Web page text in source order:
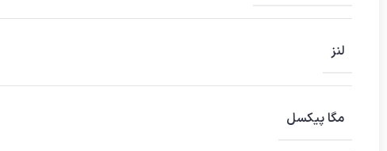
لنز
مگا پیکسل